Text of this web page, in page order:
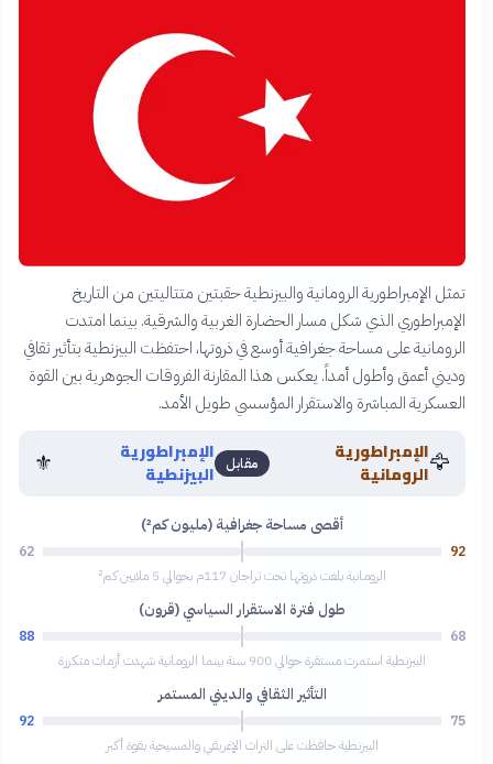
تمثل الإمبراطورية الرومانية والبيزنطية حقبتين متتاليتين من التاريخ
الإمبراطوري الذي شكل مسار الحضارة الغربية والشرقية. بينما امتدت
الرومانية على مساحة جغرافية أوسع في ذروتها، احتفظت البيزنطية بتأثير ثقافي
وديني أعمق وأطول أمداً. يعكس هذا المقارنة الفروقات الجوهرية بين القوة
العسكرية المباشرة والاستقرار المؤسسي طويل الأمد.
🦅الإمبراطورية
الرومانية
مقابل
الإمبراطورية
البيزنطية
⚜️
أقصى مساحة جغرافية (مليون كم²)
92
62
الرومانية بلغت ذروتها تحت تراجان 117م بحوالي 5 ملايين كم²
طول فترة الاستقرار السياسي (قرون)
68
88
البيزنطية استمرت مستقرة حوالي 900 سنة بينما الرومانية شهدت أزمات متكررة
التأثير الثقافي والديني المستمر
75
92
البيزنطية حافظت على التراث الإغريقي والمسيحية بقوة أكبر